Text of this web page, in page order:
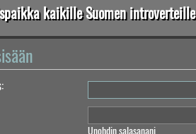
kaikille Suomen introverteille
Unohdin salasanani